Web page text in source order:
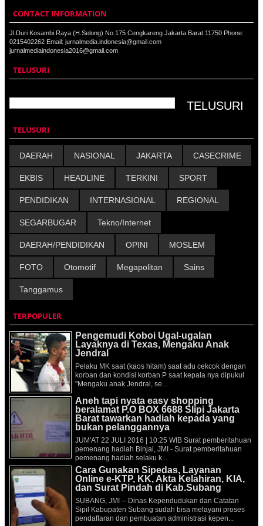
CONTACT INFORMATION
Jl.Duri Kosambi Raya (H.Selong) No.175 Cengkareng Jakarta Barat 11750 Phone:
0215402262 Email: jurnalmedia.indonesia@gmail.com
jurnalmediaindonesia2016@gmail.com
TELUSURI
TELUSURI
DAERAH NASIONAL JAKARTA CASECRIME
EKBIS HEADLINE TERKINI SPORT
PENDIDIKAN INTERNASIONAL REGIONAL
SEGARBUGAR Tekno/Internet
DAERAH/PENDIDIKAN OPINI MOSLEM
FOTO Otomotif Megapolitan Sains
Tanggamus
TERPOPULER
Pengemudi Koboi Ugal-ugalan
Layaknya di Texas, Mengaku Anak
Jendral
Pelaku MK saat (kaos hitam) saat adu cekcok dengan
korban dan kondisi korban P saat kepala nya dipukul
"Mengaku anak Jendral, se...
Aneh tapi nyata easy shopping
beralamat P.O BOX 6688 Slipi Jakarta
Barat tawarkan hadiah kepada yang
bukan pelanggannya
JUM'AT 22 JULI 2016 | 10:25 WIB Surat pemberitahuan
pemenang hadiah Binjai, JMI - Surat pemberitahuan
pemenang hadiah selaku k...
Cara Gunakan Sipedas, Layanan
Online e-KTP, KK, Akta Kelahiran, KIA,
dan Surat Pindah di Kab.Subang
SUBANG, JMI -- Dinas Kependudukan dan Catatan
Sipil Kabupaten Subang sudah bisa melayani proses
pendaftaran dan pembuatan administrasi kepen...